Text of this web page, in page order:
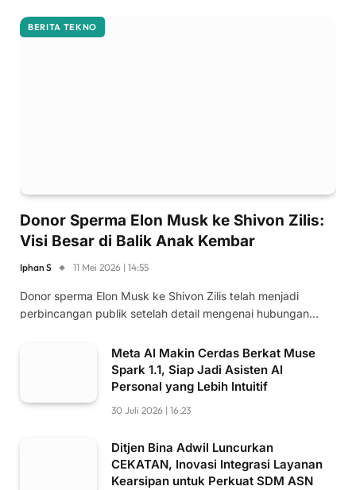
BERITA TEKNO
Donor Sperma Elon Musk ke Shivon Zilis:
Visi Besar di Balik Anak Kembar
Iphan S 11 Mei 2026 | 14:55
Donor sperma Elon Musk ke Shivon Zilis telah menjadi
perbincangan publik setelah detail mengenai hubungan…
Meta AI Makin Cerdas Berkat Muse
Spark 1.1, Siap Jadi Asisten AI
Personal yang Lebih Intuitif
30 Juli 2026 | 16:23
Ditjen Bina Adwil Luncurkan
CEKATAN, Inovasi Integrasi Layanan
Kearsipan untuk Perkuat SDM ASN